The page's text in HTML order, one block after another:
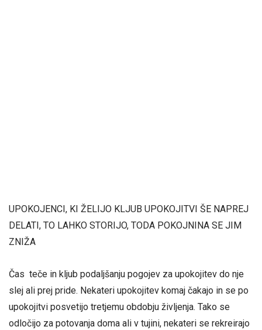
UPOKOJENCI, KI ŽELIJO KLJUB UPOKOJITVI ŠE NAPREJ
DELATI, TO LAHKO STORIJO, TODA POKOJNINA SE JIM
ZNIŽA
Čas teče in kljub podaljšanju pogojev za upokojitev do nje
slej ali prej pride. Nekateri upokojitev komaj čakajo in se po
upokojitvi posvetijo tretjemu obdobju življenja. Tako se
odločijo za potovanja doma ali v tujini, nekateri se rekreirajo